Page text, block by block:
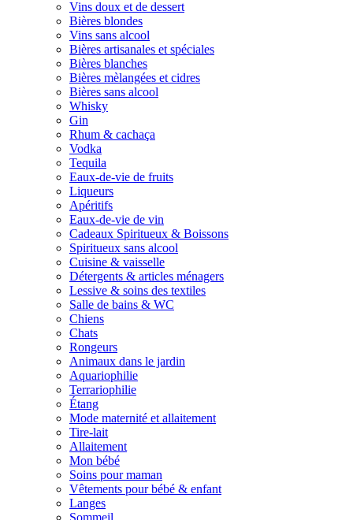
Vins doux et de dessert
Bières blondes
Vins sans alcool
Bières artisanales et spéciales
Bières blanches
Bières mèlangées et cidres
Bières sans alcool
Whisky
Gin
Rhum & cachaça
Vodka
Tequila
Eaux-de-vie de fruits
Liqueurs
Apéritifs
Eaux-de-vie de vin
Cadeaux Spiritueux & Boissons
Spiritueux sans alcool
Cuisine & vaisselle
Détergents & articles ménagers
Lessive & soins des textiles
Salle de bains & WC
Chiens
Chats
Rongeurs
Animaux dans le jardin
Aquariophilie
Terrariophilie
Étang
Mode maternité et allaitement
Tire-lait
Allaitement
Mon bébé
Soins pour maman
Vêtements pour bébé & enfant
Langes
Sommeil